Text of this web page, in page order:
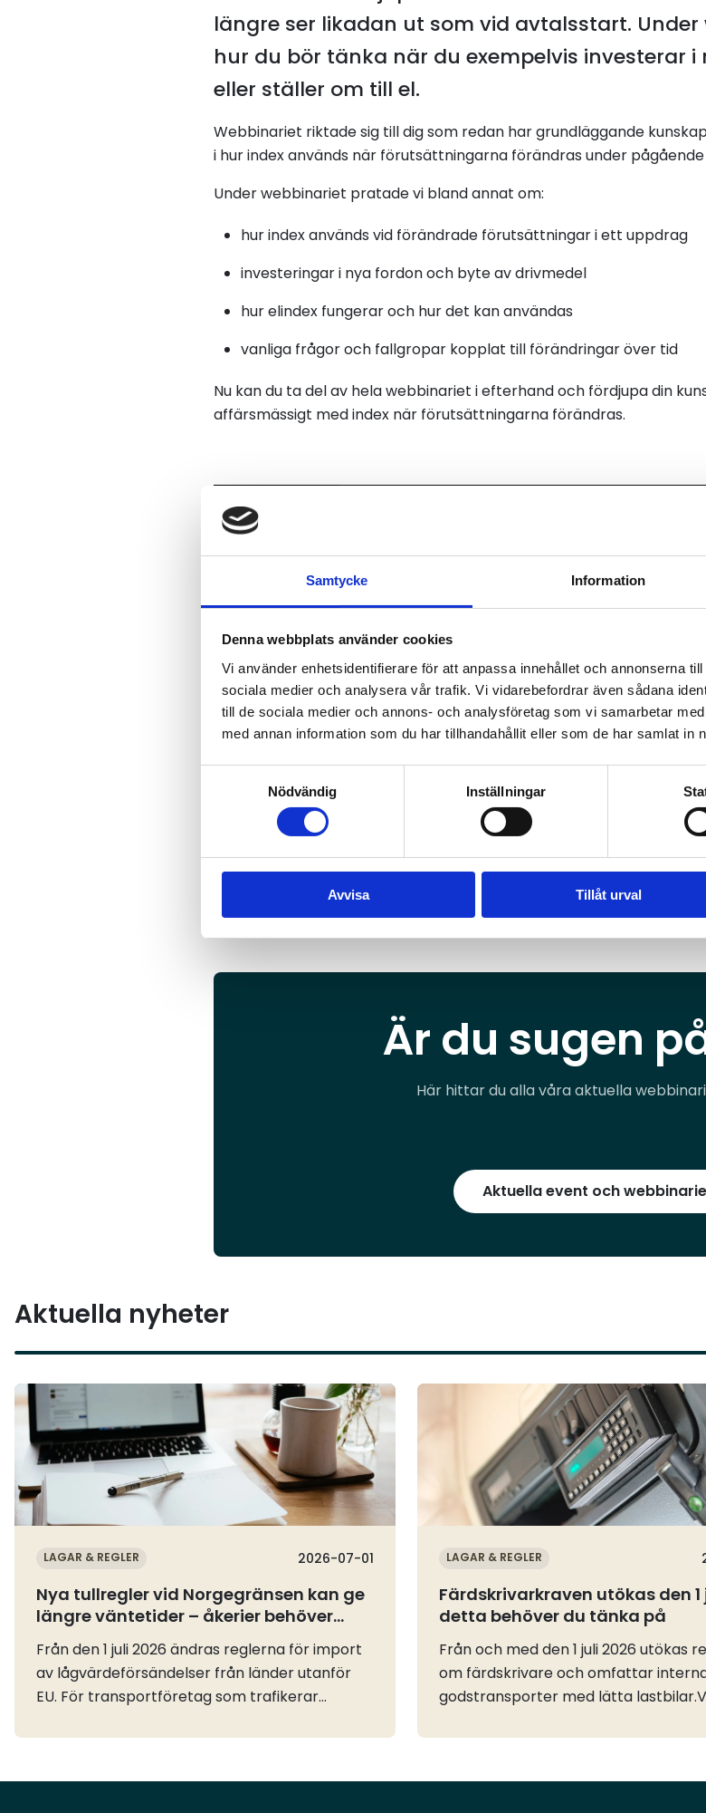
Samtycke Information
Denna webbplats använder cookies
Vi använder enhetsidentifierare för att anpassa innehållet och annonserna
sociala medier och analysera vår trafik. Vi vidarebefordrar även sådana
till de sociala medier och annons- och analysföretag som vi samarbetar
med annan information som du har tillhandahållit eller som de har samlat in
Nödvändig
Inställningar
Avvisa Tillåt urval
längre ser likadan ut som vid avtalsstart.
hur du bör tänka när du exempelvis investerar
eller ställer om till el.
Webbinariet riktade sig till dig som redan har grundläggande
i hur index används när förutsättningarna förändras under
Under webbinariet pratade vi bland annat om:
hur index används vid förändrade förutsättningar i ett uppdrag
investeringar i nya fordon och byte av drivmedel
hur elindex fungerar och hur det kan användas
vanliga frågor och fallgropar kopplat till förändringar över tid
Nu kan du ta del av hela webbinariet i efterhand och fördjupa din
affärsmässigt med index när förutsättningarna förändras.
Är du sugen
Här hittar du alla våra aktuella
Aktuella event och
Aktuella nyheter
LAGAR & REGLER 2026-07-01
Nya tullregler vid Norgegränsen kan ge
längre väntetider – åkerier behöver
planera i god tid
Från den 1 juli 2026 ändras reglerna för import
av lågvärdeförsändelser från länder utanför
EU. För transportföretag som trafikerar
betydligt längre väntetider om man inte
Läs mer
LAGAR & REGLER
Färdskrivarkraven utökas den 1
detta behöver du tänka på
Från och med den 1 juli 2026 utökas
om färdskrivare och omfattar
godstransporter med lätta
vägledning och Transportstyrelsens
Läs mer